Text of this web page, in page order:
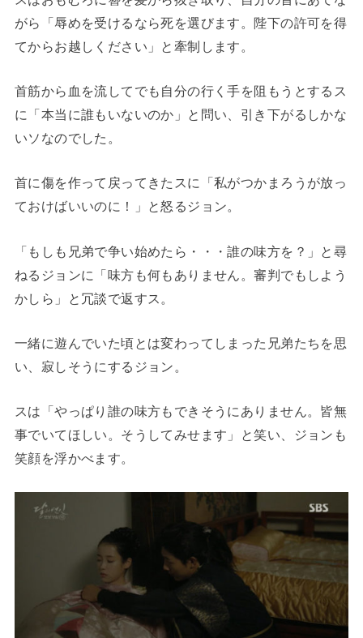
がら「辱めを受けるなら死を選びます。陛下の許可を得
てからお越しください」と牽制します。
首筋から血を流してでも自分の行く手を阻もうとするス
に「本当に誰もいないのか」と問い、引き下がるしかな
いソなのでした。
首に傷を作って戻ってきたスに「私がつかまろうが放っ
ておけばいいのに！」と怒るジョン。
「もしも兄弟で争い始めたら・・・誰の味方を？」と尋
ねるジョンに「味方も何もありません。審判でもしよう
かしら」と冗談で返すス。
一緒に遊んでいた頃とは変わってしまった兄弟たちを思
い、寂しそうにするジョン。
スは「やっぱり誰の味方もできそうにありません。皆無
事でいてほしい。そうしてみせます」と笑い、ジョンも
笑顔を浮かべます。